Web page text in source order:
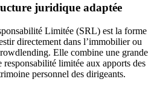
juridique adaptée
Limitée (SRL) est la forme
directement dans l’immobilier ou
Elle combine une grande
responsabilité limitée aux apports des
personnel des dirigeants.